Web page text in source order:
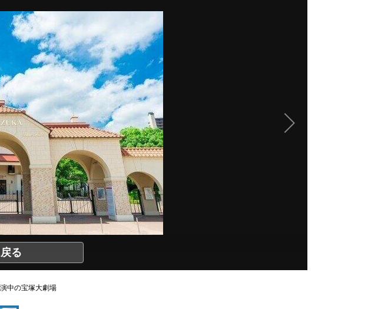
る
中の宝塚大劇場